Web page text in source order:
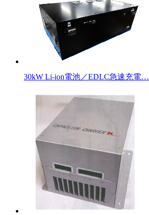
30kW Li-ion電池／EDLC急速充電…